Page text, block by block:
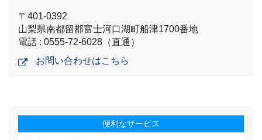
〒401-0392
山梨県南都留郡富士河口湖町船津1700番地
電話 : 0555-72-6028（直通）
お問い合わせはこちら
便利なサービス